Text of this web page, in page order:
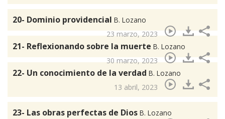
20- Dominio providencial B. Lozano
23 marzo, 2023
21- Reflexionando sobre la muerte B. Lozano
30 marzo, 2023
22- Un conocimiento de la verdad B. Lozano
13 abril, 2023
23- Las obras perfectas de Dios B. Lozano